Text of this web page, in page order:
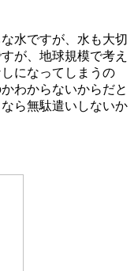
水ですが、水も大切
が、地球規模で考え
になってしまうの
わからないからだと
ら無駄遣いしないか